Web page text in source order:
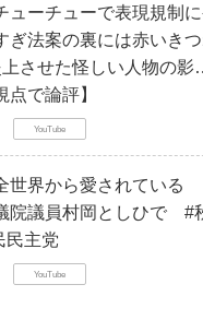
ューチューで表現規制
ぎ法案の裏には赤いき
させた怪しい人物の影
点で論評】
YouTube
世界から愛されている
院議員村岡としひで #
主党
YouTube